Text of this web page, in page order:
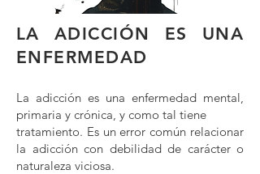
LA ADICCIÓN ES UNA
ENFERMEDAD
La adicción es una enfermedad mental,
primaria y crónica, y como tal tiene
tratamiento. Es un error común relacionar
la adicción con debilidad de carácter o
naturaleza viciosa.